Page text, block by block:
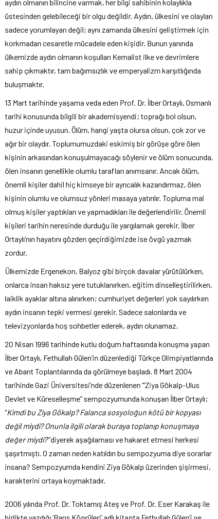
aydın olmanın bilincine varmak, her bilgi sahibinin kolaylıkla
üstesinden gelebileceği bir olgu değildir. Aydın, ülkesini ve olayları
sadece yorumlayan değil; aynı zamanda ülkesini geliştirmek için
korkmadan cesaretle mücadele eden kişidir. Bunun yanında
ülkemizde aydın olmanın koşulları Kemalist ilke ve devrimlere
sahip çıkmaktır, tam bağımsızlık ve emperyalizm karşıtlığında
buluşmaktır.
13 Mart tarihinde yaşama veda eden Prof. Dr. İlber Ortaylı, Osmanlı
tarihi konusunda bilgili bir akademisyendi; toprağı bol olsun,
huzur içinde uyusun. Ölüm, hangi yaşta olursa olsun, çok zor ve
ağır bir olaydır. Toplumumuzdaki eskimiş bir görüşe göre ölen
kişinin arkasından konuşulmayacağı söylenir ve ölüm sonucunda,
ölen insanın genellikle olumlu tarafları anımsanır. Ancak ölüm,
önemli kişiler dahil hiç kimseye bir ayrıcalık kazandırmaz, ölen
kişinin olumlu ve olumsuz yönleri masaya yatırılır. Topluma mal
olmuş kişiler yaptıkları ve yapmadıkları ile değerlendirilir. Önemli
kişileri tarihin neresinde durduğu ile yargılamak gerekir. İlber
Ortaylı’nın hayatını gözden geçirdiğimizde ise övgü yazmak
zordur.
Ülkemizde Ergenekon, Balyoz gibi birçok davalar yürütülürken,
onlarca insan haksız yere tutuklanırken, eğitim dinselleştirilirken,
laiklik ayaklar altına alınırken; cumhuriyet değerleri yok sayılırken
aydın insanın tepki vermesi gerekir. Sadece salonlarda ve
televizyonlarda hoş sohbetler ederek, aydın olunamaz.
20 Nisan 1996 tarihinde kutlu doğum haftasında konuşma yapan
İlber Ortaylı, Fethullah Gülen’in düzenlediği Türkçe Olimpiyatlarında
ve Abant Toplantılarında da görülmeye başladı. 8 Mart 2004
tarihinde Gazi Üniversitesi’nde düzenlenen ‘“Ziya Gökalp-Ulus
Devlet ve Küreselleşme” sempozyumunda konuşan İlber Ortaylı;
“Kimdi bu Ziya Gökalp? Falanca sosyoloğun kötü bir kopyası
değil miydi? Onunla ilgili olarak buraya toplanıp konuşmaya
değer miydi?”diyerek aşağılaması ve hakaret etmesi herkesi
şaşırtmıştı. O zaman neden katıldın bu sempozyuma diye sorarlar
insana? Sempozyumda kendini Ziya Gökalp üzerinden şişirmesi,
karakterini ortaya koymaktadır.
2006 yılında Prof. Dr. Toktamış Ateş ve Prof. Dr. Eser Karakaş ile